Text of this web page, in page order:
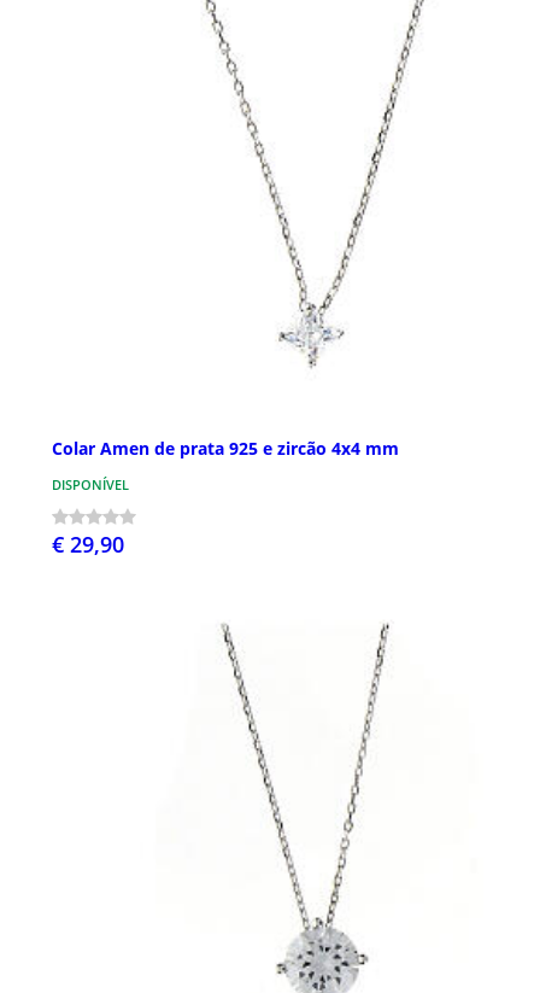
Colar Amen de prata 925 e zircão 4x4 mm
DISPONÍVEL
€ 29,90